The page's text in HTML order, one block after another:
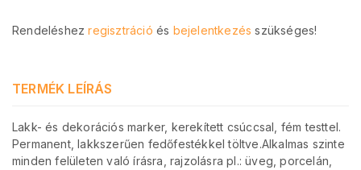
Rendeléshezregisztráció és bejelentkezés szükséges!
TERMÉK LEÍRÁS
Lakk- és dekorációs marker, kerekített csúccsal, fém testtel.
Permanent, lakkszerűen fedőfestékkel töltve.Alkalmas szinte
minden felületen való írásra, rajzolásra pl.: üveg, porcelán,